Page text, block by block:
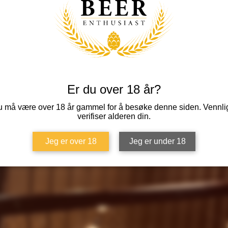
Er du over 18 år?
må være over 18 år gammel for å besøke denne siden.
verifiser alderen din.
Jeg er over 18 Jeg er under 18
Registreringen er lukket
Se andre arrangementer